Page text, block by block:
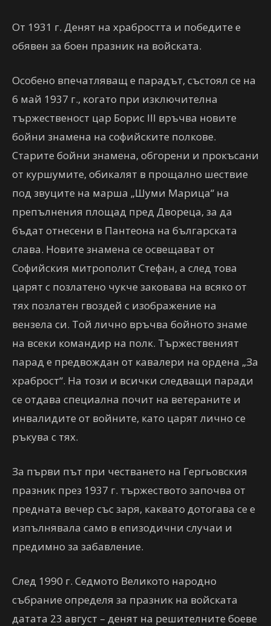
От 1931 г. Денят на храбростта и победите е
обявен за боен празник на войската.
Особено впечатляващ е парадът, състоял се на
6 май 1937 г., когато при изключителна
тържественост цар Борис III връчва новите
бойни знамена на софийските полкове.
Старите бойни знамена, обгорени и прокъсани
от куршумите, обикалят в прощално шествие
под звуците на марша „Шуми Марица“ на
препълнения площад пред Двореца, за да
бъдат отнесени в Пантеона на българската
слава. Новите знамена се освещават от
Софийския митрополит Стефан, а след това
царят с позлатено чукче заковава на всяко от
тях позлатен гвоздей с изображение на
вензела си. Той лично връчва бойното знаме
на всеки командир на полк. Тържественият
парад е предвождан от кавалери на ордена „За
храброст“. На този и всички следващи паради
се отдава специална почит на ветераните и
инвалидите от войните, като царят лично се
ръкува с тях.
За първи път при честването на Гергьовския
празник през 1937 г. тържеството започва от
предната вечер със заря, каквато дотогава се е
изпълнявала само в епизодични случаи и
предимно за забавление.
След 1990 г. Седмото Великото народно
събрание определя за празник на войската
датата 23 август – денят на решителните боеве